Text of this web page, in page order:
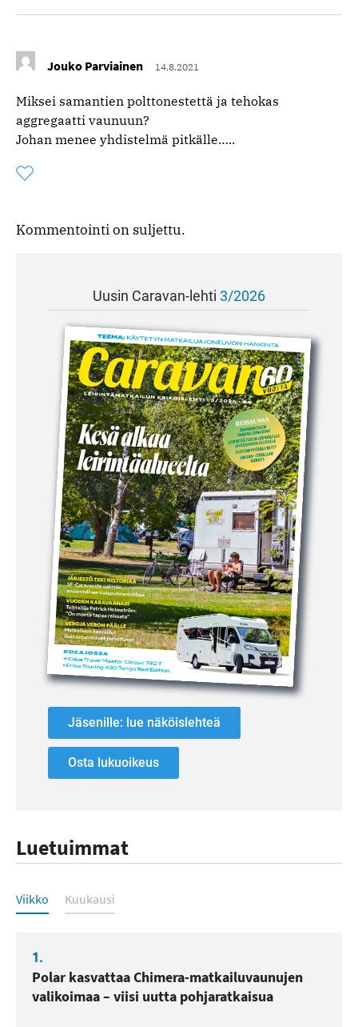
Jouko Parviainen 14.8.2021
Miksei samantien polttonestettä ja tehokas
aggregaatti vaunuun?
Johan menee yhdistelmä pitkälle…..
Tykkää
kommentista
Kommentointi on suljettu.
Uusin Caravan-lehti 3/2026
Jäsenille: lue näköislehteä
Osta lukuoikeus
Luetuimmat
Luetuimmat
Viikko Kuukausi
1.
Polar kasvattaa Chimera-matkailuvaunujen
valikoimaa – viisi uutta pohjaratkaisua